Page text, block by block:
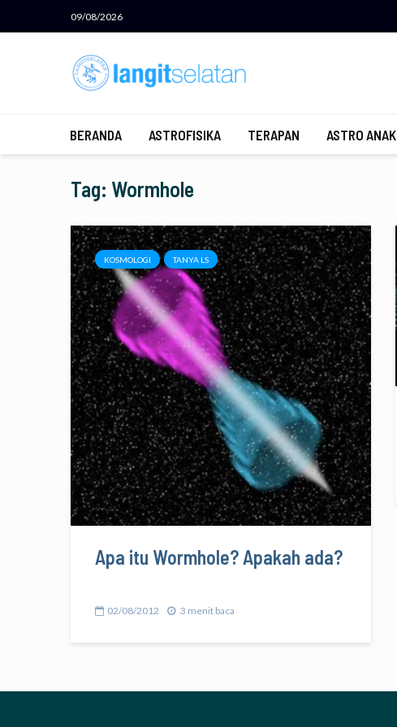
09/08/2026
BERANDA ASTROFISIKA TERAPAN ASTRO ANAK
Tag: Wormhole
KOSMOLOGI TANYA LS
Apa itu Wormhole? Apakah ada?
02/08/2012 3 menit baca